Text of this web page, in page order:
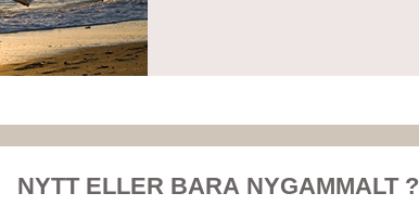
NYTT ELLER BARA NYGAMMALT ?